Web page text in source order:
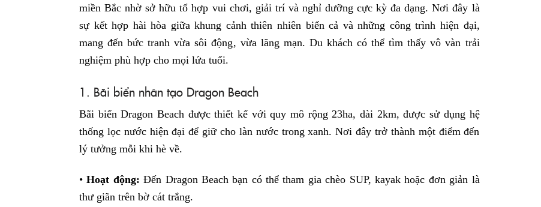
miền Bắc nhờ sở hữu tổ hợp vui chơi, giải trí và nghỉ dưỡng cực kỳ đa dạng. Nơi đây là
sự kết hợp hài hòa giữa khung cảnh thiên nhiên biển cả và những công trình hiện đại,
mang đến bức tranh vừa sôi động, vừa lãng mạn. Du khách có thể tìm thấy vô vàn trải
nghiệm phù hợp cho mọi lứa tuổi.
1. Bãi biển nhân tạo Dragon Beach
Bãi biển Dragon Beach được thiết kế với quy mô rộng 23ha, dài 2km, được sử dụng hệ
thống lọc nước hiện đại để giữ cho làn nước trong xanh. Nơi đây trở thành một điểm đến
lý tưởng mỗi khi hè về.
•Hoạt động: Đến Dragon Beach bạn có thể tham gia chèo SUP, kayak hoặc đơn giản là
thư giãn trên bờ cát trắng.